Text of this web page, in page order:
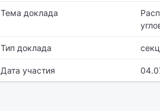
Тема доклада
Тип доклада
Дата участия